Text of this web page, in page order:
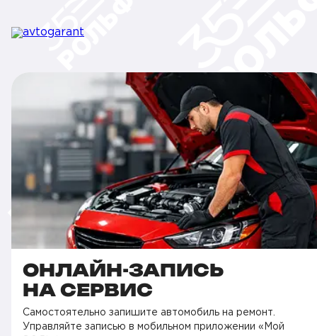
ОНЛАЙН-ЗАПИСЬ
НА СЕРВИС
Самостоятельно запишите автомобиль на ремонт.
Управляйте записью в мобильном приложении «Мой